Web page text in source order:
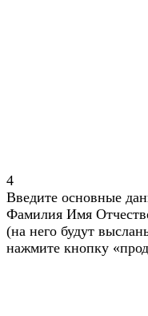
4
Введите основные
Фамилия Имя
(на него будут
нажмите кнопку